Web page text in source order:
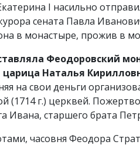
I насильно
сената Павла
в монастыре, прожив в
Феодоровский
Наталья
на свои деньги
(1714 г.) церквей.
Ивана, старшего брата